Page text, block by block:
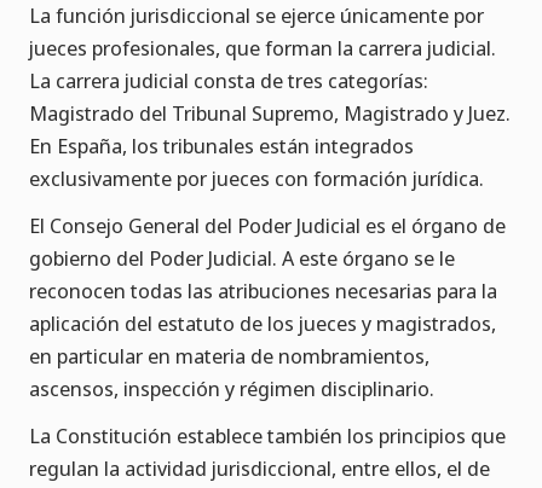
La función jurisdiccional se ejerce únicamente por
jueces profesionales, que forman la carrera judicial.
La carrera judicial consta de tres categorías:
Magistrado del Tribunal Supremo, Magistrado y Juez.
En España, los tribunales están integrados
exclusivamente por jueces con formación jurídica.
El Consejo General del Poder Judicial es el órgano de
gobierno del Poder Judicial. A este órgano se le
reconocen todas las atribuciones necesarias para la
aplicación del estatuto de los jueces y magistrados,
en particular en materia de nombramientos,
ascensos, inspección y régimen disciplinario.
La Constitución establece también los principios que
regulan la actividad jurisdiccional, entre ellos, el de